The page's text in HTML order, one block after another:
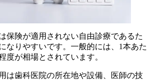
保険が適用されない自由診療であるた
なりやすいです。一般的には、1本あた
度が相場とされています。
は歯科医院の所在地や設備、医師の技